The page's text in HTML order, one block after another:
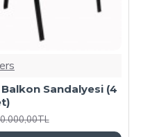
(4 Adet) - Yeşil